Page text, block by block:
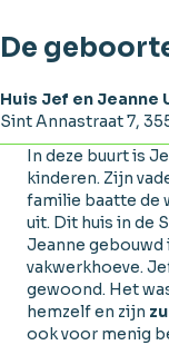
De
Huis Jef en Jeanne
Sint Annastraat 7,
In deze buurt is
kinderen. Zijn
familie baatte de
uit. Dit huis in de
Jeanne gebouwd
vakwerkhoeve.
gewoond. Het
hemzelf en zijn
ook voor menig